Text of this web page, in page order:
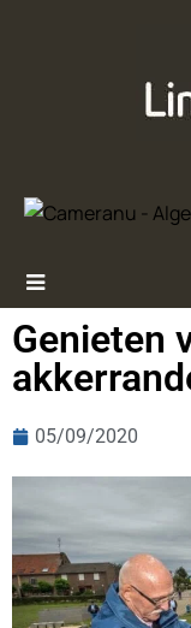
Genieten
05/09/2020